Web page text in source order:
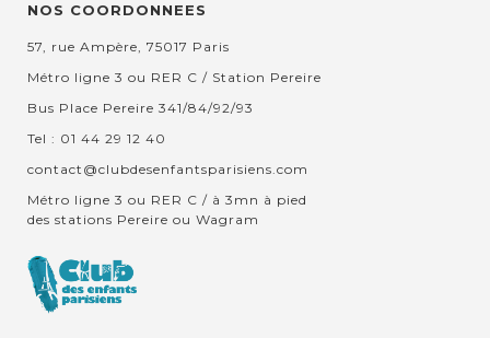
NOS COORDONNEES
57, rue Ampère, 75017 Paris
Métro ligne 3 ou RER C / Station Pereire
Bus Place Pereire 341/84/92/93
Tel : 01 44 29 12 40
contact@clubdesenfantsparisiens.com
Métro ligne 3 ou RER C / à 3mn à pied
des stations Pereire ou Wagram